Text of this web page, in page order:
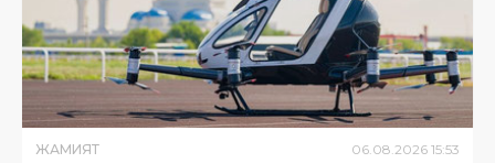
ЖАМИЯТ 06.08.2026 15:53